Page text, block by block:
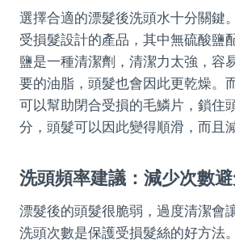
選擇合適的漂髮後洗頭水十分關鍵
受損髮設計的產品，其中無硫酸鹽
鹽是一種清潔劑，清潔力太強，容
要的油脂，頭髮也會因此更乾燥。
可以幫助閉合受損的毛鱗片，鎖住
分，頭髮可以因此變得順滑，而且
洗頭頻率建議：減少次數
漂髮後的頭髮很脆弱，過度清潔會
洗頭次數是保護受損髮絲的好方法